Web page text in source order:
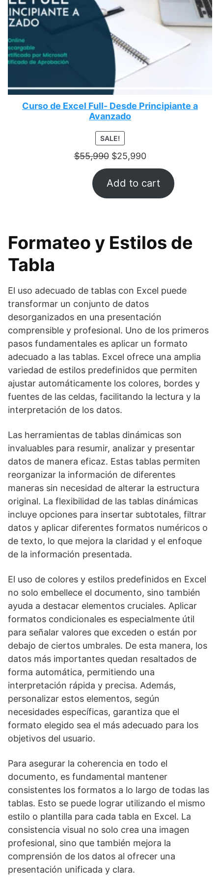
Curso de Excel Full- Desde Principiante a
Avanzado
SALE!
ON
SALE
$55,990 $25,990
Add to cart
Formateo y Estilos de
Tabla
El uso adecuado de tablas con Excel puede
transformar un conjunto de datos
desorganizados en una presentación
comprensible y profesional. Uno de los primeros
pasos fundamentales es aplicar un formato
adecuado a las tablas. Excel ofrece una amplia
variedad de estilos predefinidos que permiten
ajustar automáticamente los colores, bordes y
fuentes de las celdas, facilitando la lectura y la
interpretación de los datos.
Las herramientas de tablas dinámicas son
invaluables para resumir, analizar y presentar
datos de manera eficaz. Estas tablas permiten
reorganizar la información de diferentes
maneras sin necesidad de alterar la estructura
original. La flexibilidad de las tablas dinámicas
incluye opciones para insertar subtotales, filtrar
datos y aplicar diferentes formatos numéricos o
de texto, lo que mejora la claridad y el enfoque
de la información presentada.
El uso de colores y estilos predefinidos en Excel
no solo embellece el documento, sino también
ayuda a destacar elementos cruciales. Aplicar
formatos condicionales es especialmente útil
para señalar valores que exceden o están por
debajo de ciertos umbrales. De esta manera, los
datos más importantes quedan resaltados de
forma automática, permitiendo una
interpretación rápida y precisa. Además,
personalizar estos elementos, según
necesidades específicas, garantiza que el
formato elegido sea el más adecuado para los
objetivos del usuario.
Para asegurar la coherencia en todo el
documento, es fundamental mantener
consistentes los formatos a lo largo de todas las
tablas. Esto se puede lograr utilizando el mismo
estilo o plantilla para cada tabla en Excel. La
consistencia visual no solo crea una imagen
profesional, sino que también mejora la
comprensión de los datos al ofrecer una
presentación unificada y clara.